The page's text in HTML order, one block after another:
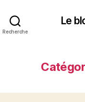
Recherche
Le